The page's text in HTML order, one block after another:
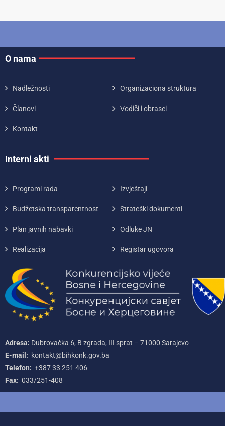
O nama
Nadležnosti Organizaciona struktura
Članovi Vodiči i obrasci
Kontakt
Interni akti
Programi rada Izvještaji
Budžetska transparentnost Strateški dokumenti
Plan javnih nabavki Odluke JN
Realizacija Registar ugovora
Adresa: Dubrovačka 6, B zgrada, III sprat – 71000‌ Sarajevo
E-mail: kontakt@bihkonk.gov.ba
Telefon: +387‌ 33‌ 251‌ 406
Fax: 033/251-408